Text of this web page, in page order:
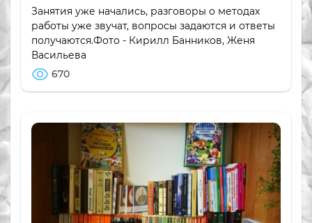
Занятия уже начались, разговоры о методах
работы уже звучат, вопросы задаются и ответы
получаются.Фото - Кирилл Банников, Женя
Васильева
670